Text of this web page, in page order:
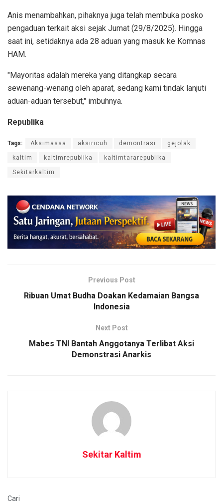
Anis menambahkan, pihaknya juga telah membuka posko
pengaduan terkait aksi sejak Jumat (29/8/2025). Hingga
saat ini, setidaknya ada 28 aduan yang masuk ke Komnas
HAM.
"Mayoritas adalah mereka yang ditangkap secara
sewenang-wenang oleh aparat, sedang kami tindak lanjuti
aduan-aduan tersebut," imbuhnya.
Republika
Tags: Aksimassa aksiricuh demontrasi gejolak
kaltim kaltimrepublika kaltimtararepublika
Sekitarkaltim
Previous Post
Ribuan Umat Budha Doakan Kedamaian Bangsa
Indonesia
Next Post
Mabes TNI Bantah Anggotanya Terlibat Aksi
Demonstrasi Anarkis
Sekitar Kaltim
Cari